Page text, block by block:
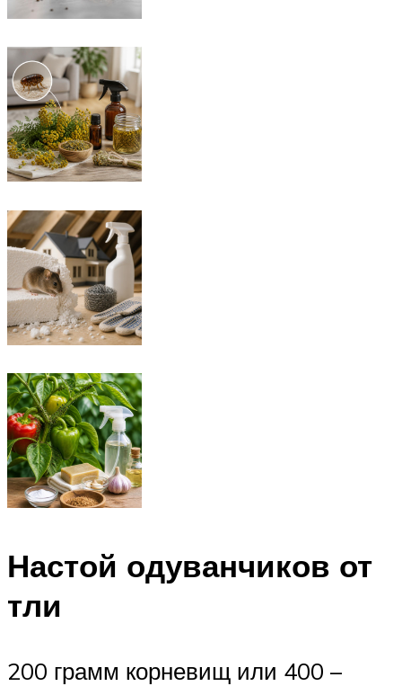
Настой одуванчиков от
тли
200 грамм корневищ или 400 –